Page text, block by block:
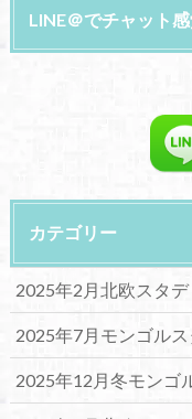
LINE＠でチャット
カテゴリー
2025年2月北欧スタ
2025年7月モンゴル
2025年12月冬モンゴ